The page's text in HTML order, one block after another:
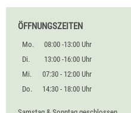
ÖFFNUNGSZEITEN
Mo.
08:00 -13:00 Uhr
Di.
13:00 -16:00 Uhr
Mi.
07:30 - 12:00 Uhr
Do.
14:30 - 18:00 Uhr